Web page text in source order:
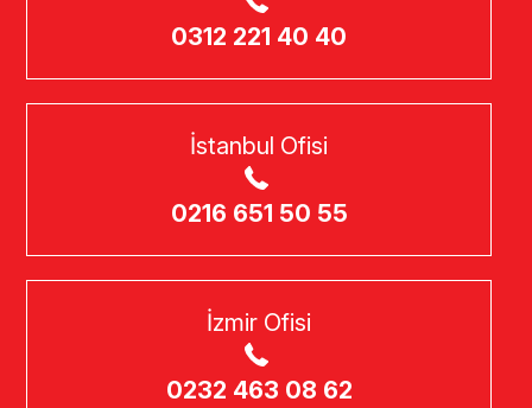
0312 221 40 40
İstanbul Ofisi
0216 651 50 55
İzmir Ofisi
0232 463 08 62